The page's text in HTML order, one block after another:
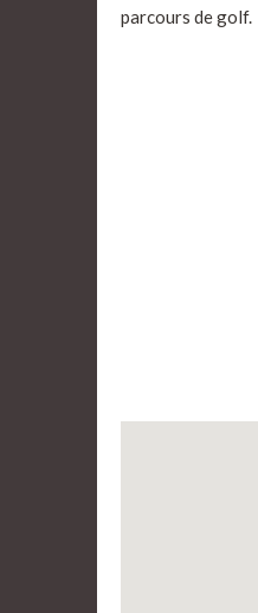
parcours de golf.